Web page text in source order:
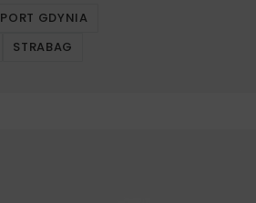
PORT GDYNIA
STRABAG